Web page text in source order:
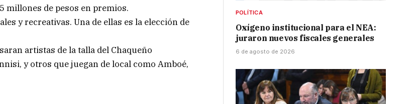
millones de pesos en premios.
y recreativas. Una de ellas es la elección de
artistas de la talla del Chaqueño
y otros que juegan de local como Amboé,
POLÍTICA
Oxígeno institucional para el NEA:
juraron nuevos fiscales generales
6 de agosto de 2026